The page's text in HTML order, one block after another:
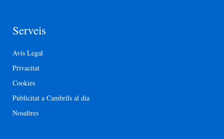
Serveis
Avís Legal
Privacitat
Cookies
Publicitat a Cambrils al dia
Nosaltres